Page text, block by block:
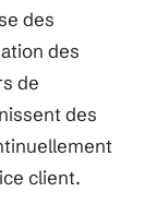
des
des
de
des
client.